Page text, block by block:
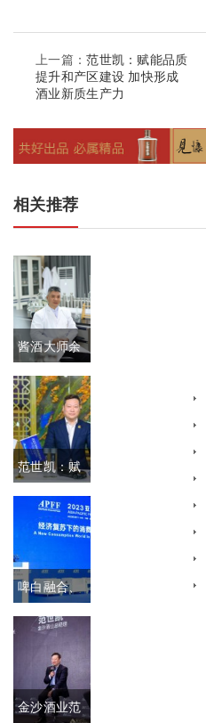
上一篇：范世凯：赋能品质
提升和产区建设 加快形成
酒业新质生产力
相关推荐
酱酒大师余
方强：技艺
传承需要时
间，更需要
坚持和热爱
范世凯：赋
能品质提升
和产区建设
加快形成酒
业新质生产
啤白融合、
探索创新：
华润酒业畅
谈白酒年轻
金沙酒业范